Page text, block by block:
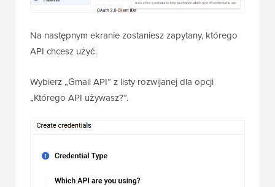
Na następnym ekranie zostaniesz zapytany, którego
API chcesz użyć.
Wybierz „Gmail API” z listy rozwijanej dla opcji
„Którego API używasz?”.